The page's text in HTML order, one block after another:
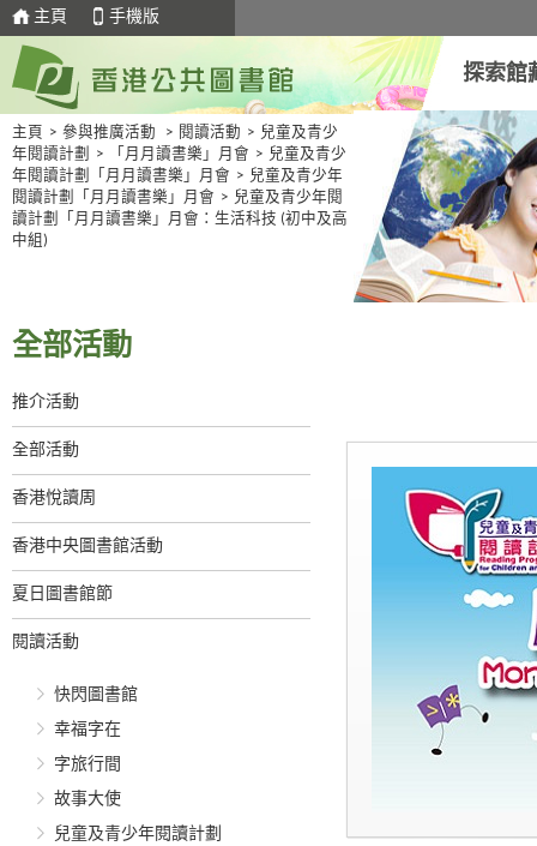
主頁 手機版
探索館
主頁 > 參與推廣活動 > 閱讀活動 > 兒童及青少
年閱讀計劃
> 「月月讀書樂」月會 > 兒童及青少
年閱讀計劃「月月讀書樂」月會 > 兒童及青少年
閱讀計劃「月月讀書樂」月會 > 兒童及青少年閱
讀計劃「月月讀書樂」月會：生活科技 (初中及高
中組)
全部活動
推介活動
全部活動
香港悅讀周
香港中央圖書館活動
夏日圖書館節
閱讀活動
快閃圖書館
幸福字在
字旅行間
故事大使
兒童及青少年閱讀計劃